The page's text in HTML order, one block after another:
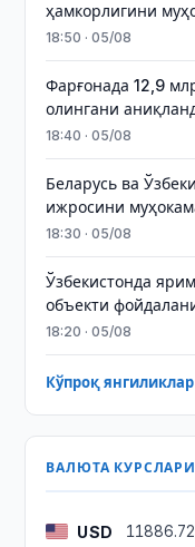
ҳамкорлигини
18:50 · 05/08
Фарғонада 12,9
олингани
18:40 · 05/08
Беларусь ва
ижросини
18:30 · 05/08
Ўзбекистонда
объекти
18:20 · 05/08
Кўпроқ
ВАЛЮТА
USD